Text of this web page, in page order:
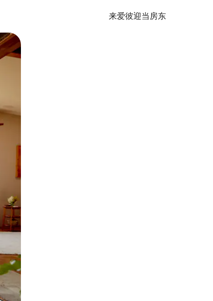
来爱彼迎当房东